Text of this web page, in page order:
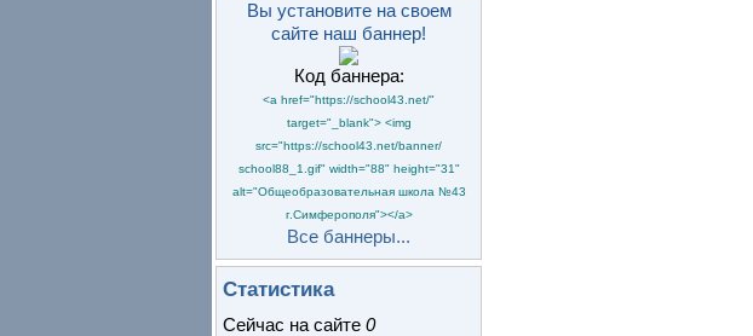
Вы установите на своем
сайте наш баннер!
Код баннера:
<a href="https://school43.net/"
target="_blank"> <img
src="https://school43.net/banner/
school88_1.gif" width="88" height="31"
alt="Общеобразовательная школа №43
г.Симферополя"></a>
Все баннеры...
Статистика
Сейчас на сайте 0